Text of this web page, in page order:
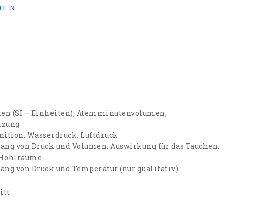
(SI – Einheiten), Atemminutenvolumen,
Wasserdruck, Luftdruck
von Druck und Volumen, Auswirkung für das Tauchen,
von Druck und Temperatur (nur qualitativ)